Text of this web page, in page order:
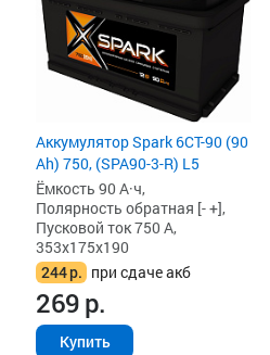
Аккумулятор Spark 6СТ-90 (90
Ah) 750, (SPA90-3-R) L5
Ёмкость 90 А·ч,
Полярность обратная [- +],
Пусковой ток 750 А,
353x175x190
244р. при сдаче акб
269р.
Купить